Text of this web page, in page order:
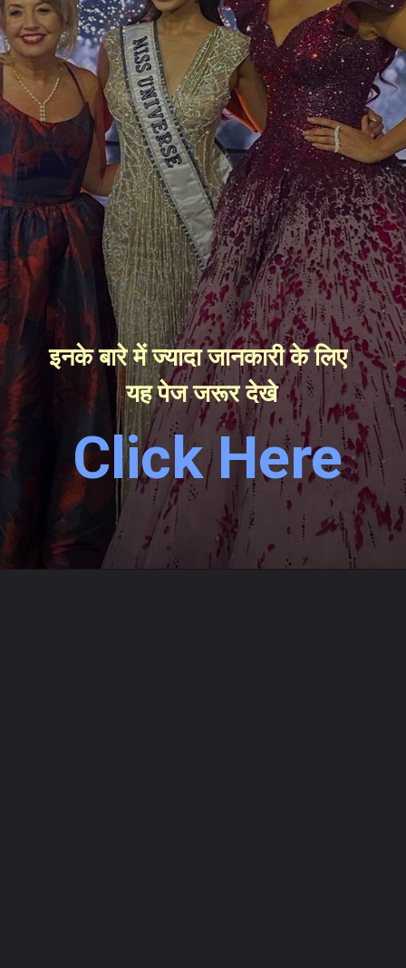
Click Here
इनके बारे में ज्यादा जानकारी के लिए
यह पेज जरूर देखे